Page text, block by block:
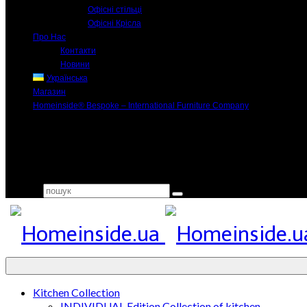
Офісні стільці
Офісні Крісла
Про Нас
Контакти
Новини
Українська
Магазин
Homeinside® Bespoke – International Furniture Company
Kitchen Collection